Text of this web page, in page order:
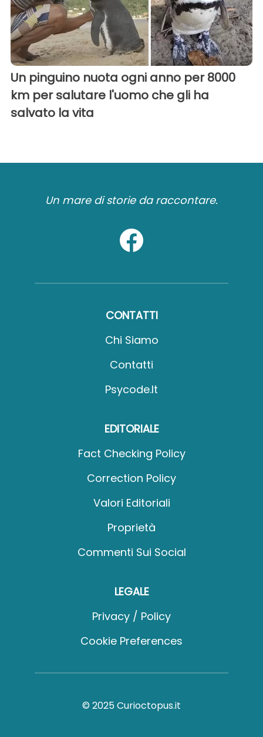
Un pinguino nuota ogni anno per 8000
km per salutare l'uomo che gli ha
salvato la vita
Un mare di storie da raccontare.
CONTATTI
Chi Siamo
Contatti
Psycode.it
EDITORIALE
Fact Checking Policy
Correction Policy
Valori Editoriali
Proprietà
Commenti Sui Social
LEGALE
Privacy / Policy
Cookie Preferences
© 2025 Curioctopus.it